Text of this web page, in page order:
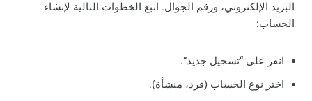
البريد الإلكتروني، ورقم الجوال. اتبع الخطوات التالية لإنشاء
الحساب:
انقر على “تسجيل جديد”.
اختر نوع الحساب (فرد، منشأة).